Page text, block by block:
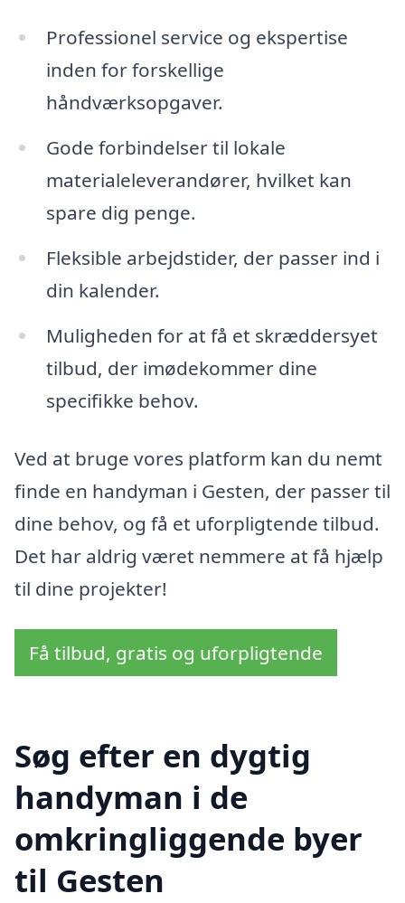
Professionel service og ekspertise
inden for forskellige
håndværksopgaver.
Gode forbindelser til lokale
materialeleverandører, hvilket kan
spare dig penge.
Fleksible arbejdstider, der passer ind i
din kalender.
Muligheden for at få et skræddersyet
tilbud, der imødekommer dine
specifikke behov.
Ved at bruge vores platform kan du nemt
finde en handyman i Gesten, der passer til
dine behov, og få et uforpligtende tilbud.
Det har aldrig været nemmere at få hjælp
til dine projekter!
Få tilbud, gratis og uforpligtende
Søg efter en dygtig
handyman i de
omkringliggende byer
til Gesten